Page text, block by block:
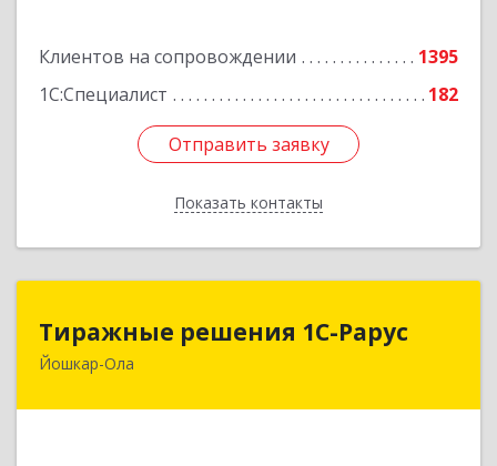
Клиентов на сопровождении
1395
1С:Специалист
182
Отправить заявку
Показать контакты
Отправить заявку
Назад
Тиражные решения 1С-Рарус
Йошкар-Ола424003, Марий Эл Респ, Йошкар-Ола г,